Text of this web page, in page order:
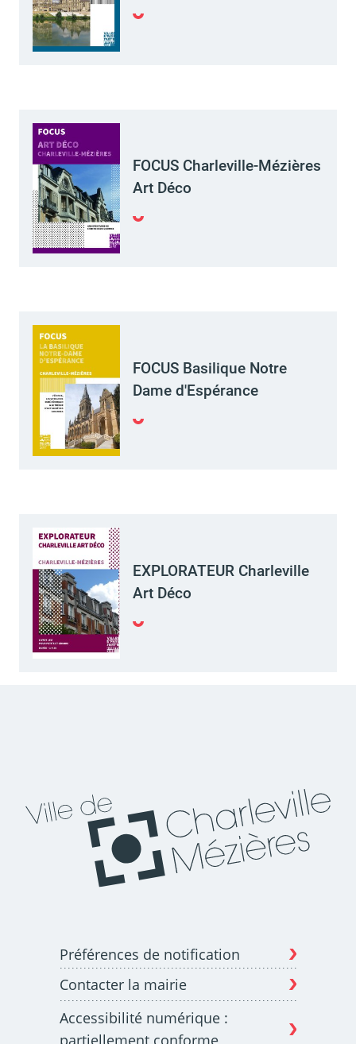
FOCUS Charleville-Mézières
Art Déco
FOCUS Basilique Notre
Dame d'Espérance
EXPLORATEUR Charleville
Art Déco
Préférences de notification
Contacter la mairie
Accessibilité numérique :